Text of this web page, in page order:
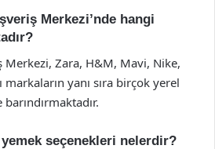
Merkezi’nde hangi
Merkezi, Zara, H&M, Mavi, Nike,
yanı sıra birçok yerel
seçenekleri nelerdir?